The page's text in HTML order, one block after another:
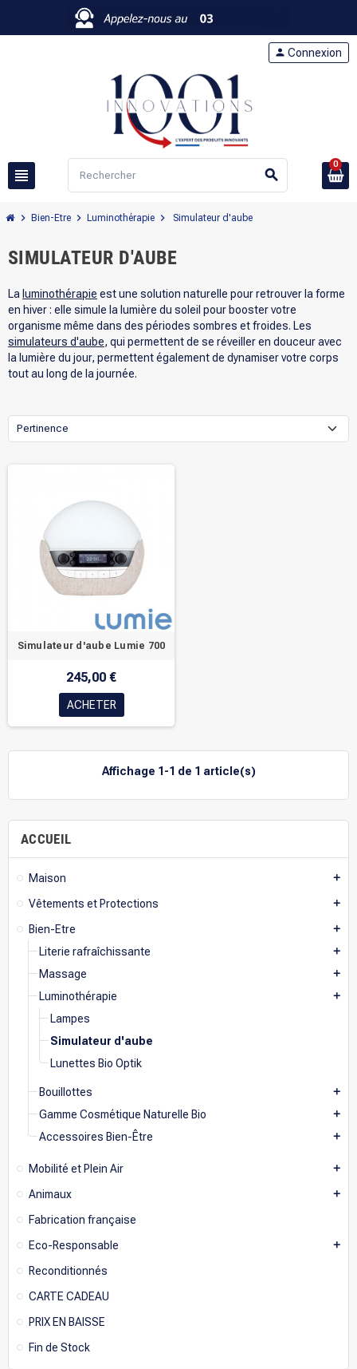
view_headline search
person Connexion
0
chevron_right Bien-Etre chevron_right Luminothérapie chevron_right Simulateur d'aube
ACCUEIL
Maison add
Vêtements et Protections add
Bien-Etre add
Literie rafraîchissante add
Massage add
Luminothérapie add
Lampes
Simulateur d'aube
Lunettes Bio Optik
Bouillottes add
Gamme Cosmétique Naturelle Bio add
Accessoires Bien-Être add
Mobilité et Plein Air add
Animaux add
Fabrication française
Eco-Responsable
add
Reconditionnés
CARTE CADEAU
PRIX EN BAISSE
Fin de Stock
SIMULATEUR D'AUBE
La luminothérapie est une solution naturelle pour retrouver la forme
en hiver : elle simule la lumière du soleil pour booster votre
organisme même dans des périodes sombres et froides. Les
simulateurs d'aube, qui permettent de se réveiller en douceur avec
la lumière du jour, permettent également de dynamiser votre corps
tout au long de la journée.
Pertinence
Simulateur d'aube Lumie 700
245,00 €
ACHETER
Affichage 1-1 de 1 article(s)